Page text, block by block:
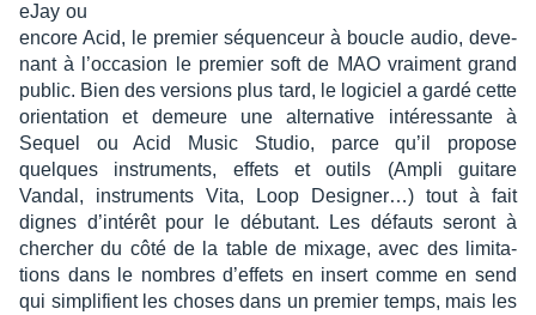
eJay ou
encore Acid, le premier séquen­ceur à boucle audio, deve­
nant à l’oc­ca­sion le premier soft de MAO vrai­ment grand
public. Bien des versions plus tard, le logi­ciel a gardé cette
orien­ta­tion et demeure une alter­na­tive inté­res­sante à
Sequel ou Acid Music Studio, parce qu’il propose
quelques instru­ments, effets et outils (Ampli guitare
Vandal, instru­ments Vita, Loop Desi­gner…) tout à fait
dignes d’in­té­rêt pour le débu­tant. Les défauts seront à
cher­cher du côté de la table de mixage, avec des limi­ta­
tions dans le nombres d’ef­fets en insert comme en send
qui simpli­fient les choses dans un premier temps, mais les